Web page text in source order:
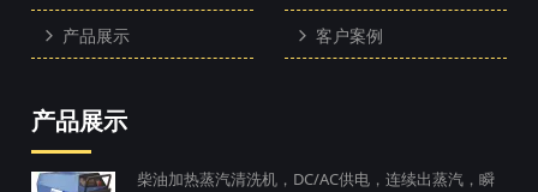
产品展示 客户案例
产品展示
柴油加热蒸汽清洗机，DC/AC供电，连续出蒸汽，瞬